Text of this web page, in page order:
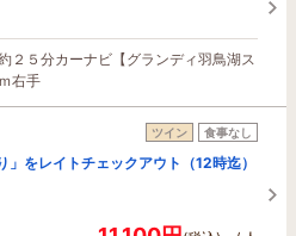
２５分カーナビ【グランディ羽鳥湖ス
右手
ツイン 食事なし
」をレイトチェックアウト（12時迄）